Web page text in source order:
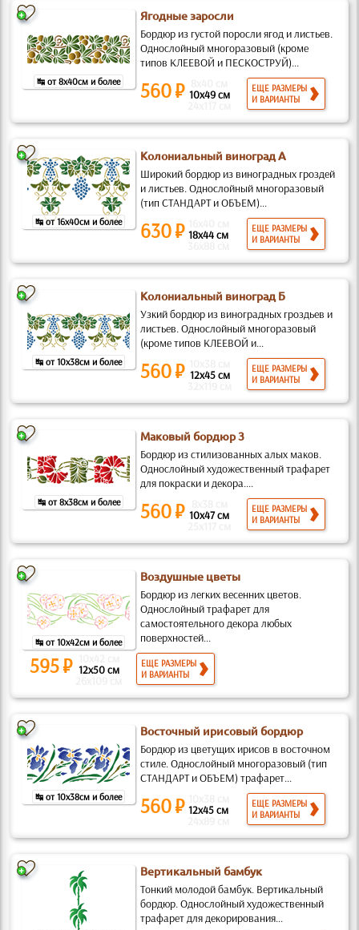
↹ от 8x40см и более
Ягодные заросли
Бордюр из густой поросли ягод и листьев.
Однослойный многоразовый (кроме
типов КЛЕЕВОЙ и ПЕСКОСТРУЙ)...
560 ₽ 10x49 см
ЕЩЕ РАЗМЕРЫ
И ВАРИАНТЫ
↹ от 16x40см и более
Колониальный виноград А
Широкий бордюр из виноградных гроздей
и листьев. Однослойный многоразовый
(тип СТАНДАРТ и ОБЪЕМ)...
630 ₽ 18x44 см
ЕЩЕ РАЗМЕРЫ
И ВАРИАНТЫ
↹ от 10x38см и более
Колониальный виноград Б
Узкий бордюр из виноградных гроздьев и
листьев. Однослойный многоразовый
(кроме типов КЛЕЕВОЙ и...
560 ₽ 12x45 см
ЕЩЕ РАЗМЕРЫ
И ВАРИАНТЫ
↹ от 8x38см и более
Маковый бордюр 3
Бордюр из стилизованных алых маков.
Однослойный художественный трафарет
для покраски и декора....
560 ₽ 10x47 см
ЕЩЕ РАЗМЕРЫ
И ВАРИАНТЫ
↹ от 10x42см и более
Воздушные цветы
Бордюр из легких весенних цветов.
Однослойный трафарет для
самостоятельного декора любых
поверхностей...
595 ₽ 12x50 см
ЕЩЕ РАЗМЕРЫ
И ВАРИАНТЫ
↹ от 10x38см и более
Восточный ирисовый бордюр
Бордюр из цветущих ирисов в восточном
стиле. Однослойный многоразовый (тип
СТАНДАРТ и ОБЪЕМ) трафарет...
560 ₽ 12x45 см
ЕЩЕ РАЗМЕРЫ
И ВАРИАНТЫ
Вертикальный бамбук
Тонкий молодой бамбук. Вертикальный
бордюр. Однослойный художественный
трафарет для декорирования...